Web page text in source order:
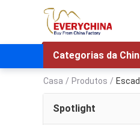
Categorias da
Casa / Produtos /
Spotlight